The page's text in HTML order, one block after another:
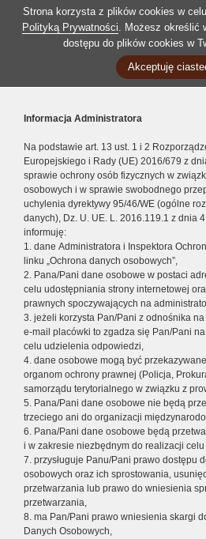
Strona korzysta z plików cookies w
Polityką Prywatności. Możesz określić
dostępu do plików cookies w
Akceptuję
Informacja Administratora
Na podstawie art. 13 ust. 1 i 2
Europejskiego i Rady (UE) 2016/679 z
sprawie ochrony osób fizycznych w
osobowych i w sprawie swobodnego
uchylenia dyrektywy 95/46/WE (ogólne
danych), Dz. U. UE. L. 2016.119.1 z dnia
informuję:
1. dane Administratora i Inspektora
linku „Ochrona danych osobowych”,
2. Pana/Pani dane osobowe w postaci
celu udostępniania strony internetowej
prawnych spoczywających na
3. jeżeli korzysta Pan/Pani z odnośnika
e-mail placówki to zgadza się Pan/Pani
celu udzielenia odpowiedzi,
4. dane osobowe mogą być
organom ochrony prawnej (Policja,
samorządu terytorialnego w związku z
5. Pana/Pani dane osobowe nie będą
trzeciego ani do organizacji
6. Pana/Pani dane osobowe będą
i w zakresie niezbędnym do realizacji
7. przysługuje Panu/Pani prawo dostępu
osobowych oraz ich sprostowania,
przetwarzania lub prawo do wniesienia
przetwarzania,
8. ma Pan/Pani prawo wniesienia skargi
Danych Osobowych,